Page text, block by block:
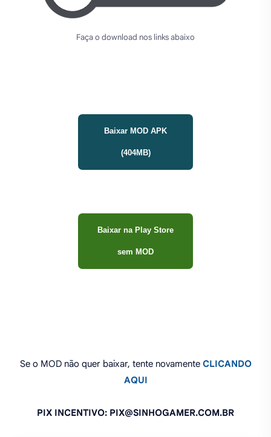
Faça o download nos links abaixo
Baixar MOD APK
(404MB)
Baixar na Play Store
sem MOD
Se o MOD não quer baixar, tente novamente CLICANDO
AQUI
PIX INCENTIVO: PIX@SINHOGAMER.COM.BR